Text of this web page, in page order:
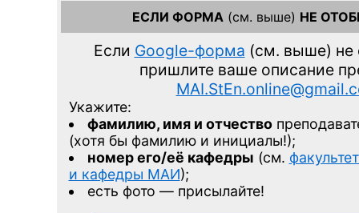
ЕСЛИ ФОРМА(см. выше) НЕ
Если Google-форма (см. выше) не
пришлите ваше описание
Укажите:
фамилию, имя и отчество
(хотя бы фамилию и инициалы!);
номер его/её кафедры (см.
и кафедры МАИ);
есть фото — присылайте!